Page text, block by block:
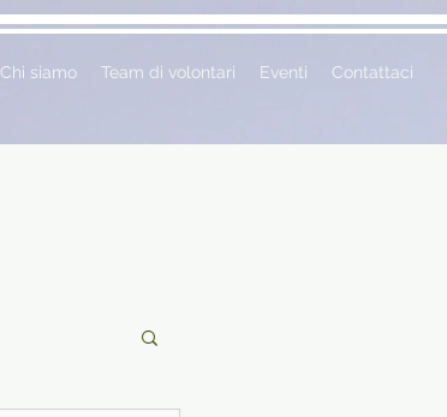
Chi siamo Team di volontari Eventi Contattaci